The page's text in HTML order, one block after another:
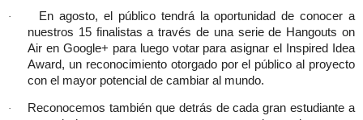
·
En agosto, el público tendrá la oportunidad de conocer a
nuestros 15 finalistas a través de una serie de Hangouts on
Air en Google+ para luego votar para asignar el Inspired Idea
Award, un reconocimiento otorgado por el público al proyecto
con el mayor potencial de cambiar al mundo.
·
Reconocemos también que detrás de cada gran estudiante a